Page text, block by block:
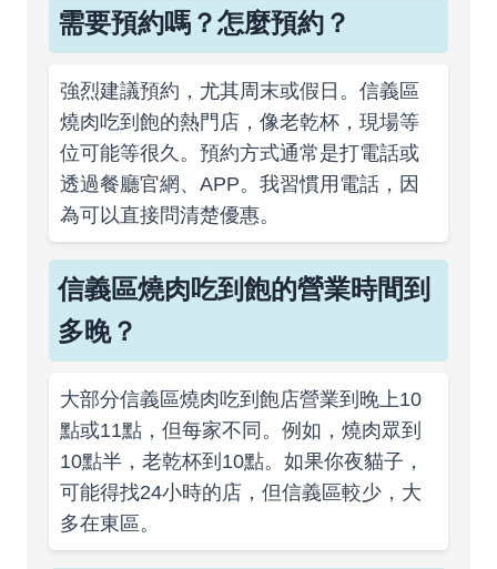
需要預約嗎？怎麼預約？
強烈建議預約，尤其周末或假日。信義區
燒肉吃到飽的熱門店，像老乾杯，現場等
位可能等很久。預約方式通常是打電話或
透過餐廳官網、APP。我習慣用電話，因
為可以直接問清楚優惠。
信義區燒肉吃到飽的營業時間到
多晚？
大部分信義區燒肉吃到飽店營業到晚上10
點或11點，但每家不同。例如，燒肉眾到
10點半，老乾杯到10點。如果你夜貓子，
可能得找24小時的店，但信義區較少，大
多在東區。